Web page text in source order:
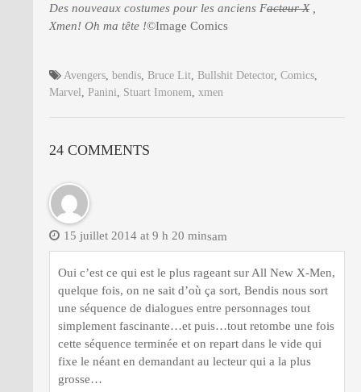
Des nouveaux costumes pour les anciens Facteur X,
Xmen! Oh ma tête !©Image Comics
Avengers, bendis, Bruce Lit, Bullshit Detector, Comics,
Marvel , Panini, Stuart Imonem, xmen
24 COMMENTS
sam
15 juillet 2014 at 9 h 20 min
Oui c’est ce qui est le plus rageant sur All New X-Men,
quelque fois, on ne sait d’où ça sort, Bendis nous sort
une séquence de dialogues entre personnages tout
simplement fascinante…et puis…tout retombe une fois
cette séquence terminée et on repart dans le vide qui
fixe le néant en demandant au lecteur qui a la plus
grosse…